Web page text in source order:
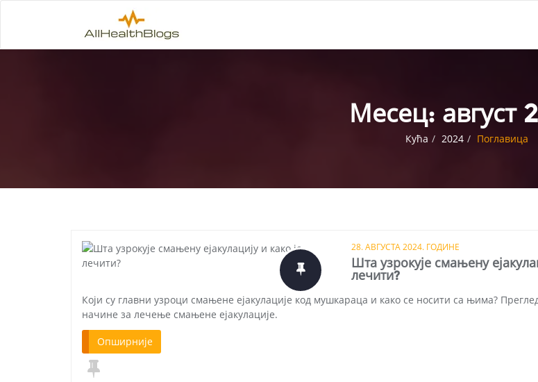
Месец: август
Кућа 2024 Поглавица
28. АВГУСТА 2024. ГОДИНЕ
Шта узрокује смањену
лечити?
Који су главни узроци смањене ејакулације код мушкараца и како се носити са њима?
начине за лечење смањене ејакулације.
Опширније